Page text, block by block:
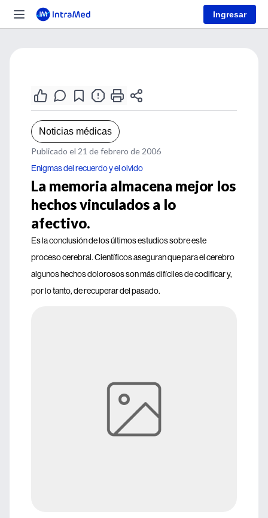
Ingresar
Noticias médicas
Publicado el 21 de febrero de 2006
Enigmas del recuerdo y el olvido
La memoria almacena mejor los
hechos vinculados a lo
afectivo.
Es la conclusión de los últimos estudios sobre este
proceso cerebral. Científicos aseguran que para el cerebro
algunos hechos dolorosos son más difíciles de codificar y,
por lo tanto, de recuperar del pasado.